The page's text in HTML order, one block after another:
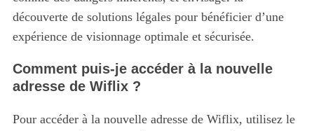
découverte de solutions légales pour bénéficier d’une
expérience de visionnage optimale et sécurisée.
Comment puis-je accéder à la nouvelle
adresse de Wiflix ?
Pour accéder à la nouvelle adresse de Wiflix, utilisez le